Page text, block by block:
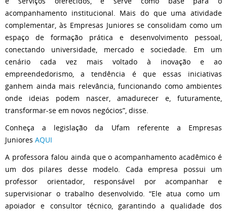
acompanhamento institucional. Mais do que uma atividade
complementar, às Empresas Juniores se consolidam como um
espaço de formação prática e desenvolvimento pessoal,
conectando universidade, mercado e sociedade. Em um
cenário cada vez mais voltado à inovação e ao
empreendedorismo, a tendência é que essas iniciativas
ganhem ainda mais relevância, funcionando como ambientes
onde ideias podem nascer, amadurecer e, futuramente,
transformar-se em novos negócios”, disse.
Conheça a legislação da Ufam referente a Empresas
Juniores AQUI
A professora falou ainda que o acompanhamento acadêmico é
um dos pilares desse modelo. Cada empresa possui um
professor orientador, responsável por acompanhar e
supervisionar o trabalho desenvolvido. “Ele atua como um
apoiador e consultor técnico, garantindo a qualidade dos